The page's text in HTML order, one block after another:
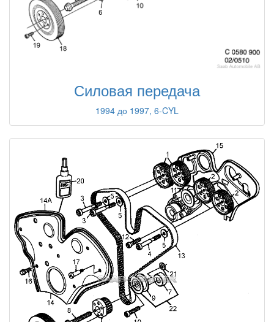
Силовая передача
1994 до 1997, 6-CYL